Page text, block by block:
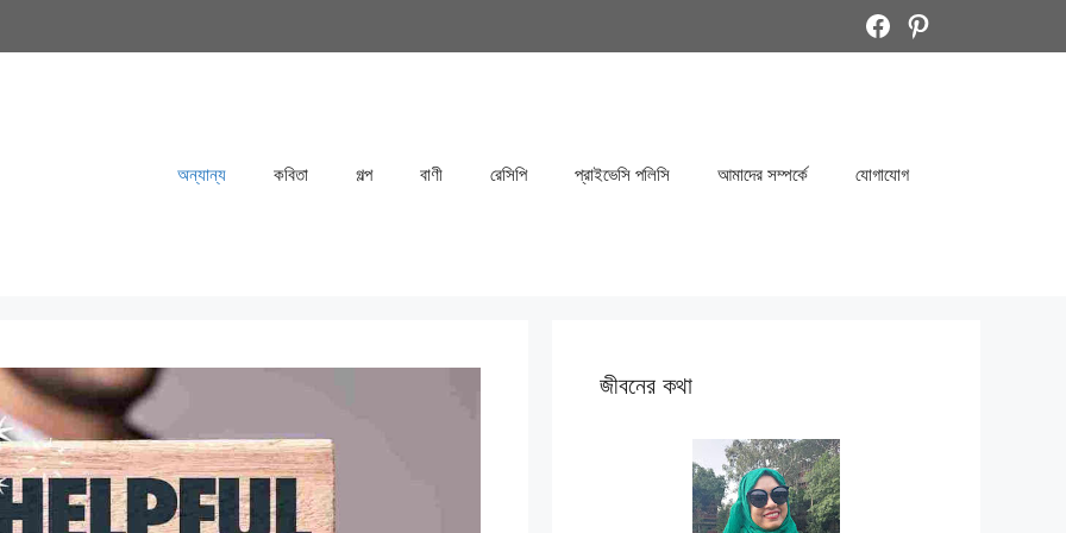
Facebook
Pinterest
অন্যান্য কবিতা গল্প বাণী রেসিপি প্রাইভেসি পলিসি আমাদের সম্পর্কে যোগাযোগ
জীবনের কথা